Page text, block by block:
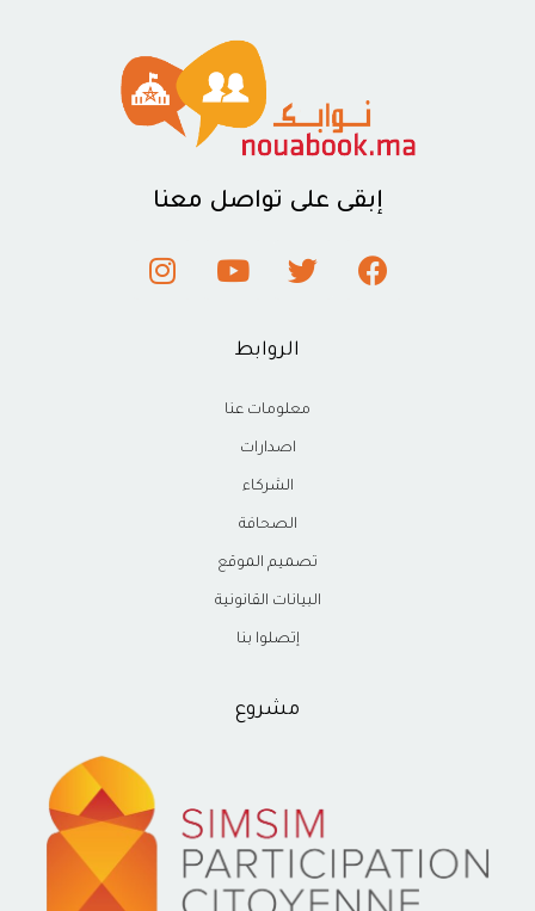
إبقى على تواصل معنا
الروابط
معلومات عنا
اصدارات
الشركاء
الصحافة
تصميم الموقع
البيانات القانونية
إتصلوا بنا
مشروع